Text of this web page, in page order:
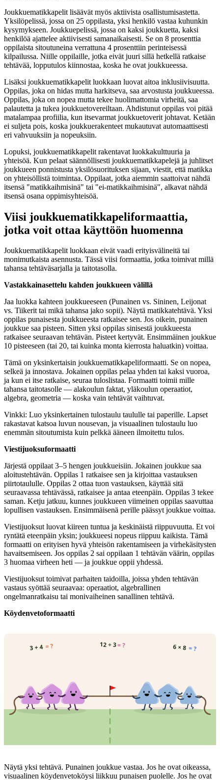
Joukkuematikkapelit lisäävät myös aktiivista osallistumisastetta.
Yksilöpelissä, jossa on 25 oppilasta, yksi henkilö vastaa kuhunkin
kysymykseen. Joukkuepelissä, jossa on kaksi joukkuetta, kaksi
henkilöä ajattelee aktiivisesti samanaikaisesti. Se on 8 prosenttia
oppilaista sitoutuneina verrattuna 4 prosenttiin perinteisessä
kilpailussa. Niille oppilaille, jotka eivät juuri sillä hetkellä ratkaise
tehtävää, lopputulos kiinnostaa, koska he ovat joukkueessa.
Lisäksi joukkuematikkapelit luokkaan luovat aitoa inklusiivisuutta.
Oppilas, joka on hidas mutta harkitseva, saa arvostusta joukkueessa.
Oppilas, joka on nopea mutta tekee huolimattomia virheitä, saa
palautetta ja tukea joukkuetovereiltaan. Ahdistunut oppilas voi pitää
matalampaa profiilia, kun itsevarmat joukkuetoverit johtavat. Ketään
ei suljeta pois, koska joukkuerakenteet mukautuvat automaattisesti
eri vahvuuksiin ja nopeuksiin.
Lopuksi, joukkuematikkapelit rakentavat luokkakulttuuria ja
yhteisöä. Kun pelaat säännöllisesti joukkuematikkapelejä ja juhlitset
joukkueen ponnistusta yksilösuorituksen sijaan, viestit, että matikka
on yhteisöllistä toimintaa. Oppilaat, jotka aiemmin saattoivat nähdä
itsensä "matikkaihmisinä" tai "ei-matikkaihmisinä", alkavat nähdä
itsensä osana oppimisyhteisöä.
Viisi joukkuematikkapeliformaattia,
jotka voit ottaa käyttöön huomenna
Joukkuematikkapelit luokkaan eivät vaadi erityisvälineitä tai
monimutkaista asennusta. Tässä viisi formaattia, jotka toimivat millä
tahansa tehtäväsarjalla ja taitotasolla.
Vastakkainasettelu kahden joukkueen välillä
Jaa luokka kahteen joukkueeseen (Punainen vs. Sininen, Leijonat
vs. Tiikerit tai mikä tahansa jako sopii). Näytä matikkatehtävä. Yksi
oppilas punaisesta joukkueesta ratkaisee sen. Jos oikein, punainen
joukkue saa pisteen. Sitten yksi oppilas sinisestä joukkueesta
ratkaisee seuraavan tehtävän. Pisteet kertyvät. Ensimmäinen joukkue
10 pisteeseen (tai 20, tai kuinka monta kierrosta haluatkin) voittaa.
Tämä on yksinkertaisin joukkuematikkapeliformaatti. Se on nopea,
selkeä ja innostava. Jokainen oppilas pelaa yhden tai kaksi vuoroa,
ja kun ei itse ratkaise, seuraa tuloslistaa. Formaatti toimii mille
tahansa taitotasolle — alakoulun faktat, yläkoulun operaatiot,
algebra, geometria — koska vain tehtävät vaihtuvat.
Vinkki: Luo yksinkertainen tulostaulu taululle tai paperille. Lapset
rakastavat katsoa luvun nousevan, ja visuaalinen tulostaulu luo
enemmän sitoutumista kuin pelkkä ääneen ilmoitettu tulos.
Viestijuoksuformaatti
Järjestä oppilaat 3–5 hengen joukkueisiin. Jokainen joukkue saa
aloitustehtävän. Oppilas 1 ratkaisee sen ja kirjoittaa vastauksen
piirtotaululle. Oppilas 2 ottaa tuon vastauksen, käyttää sitä
seuraavassa tehtävässä, ratkaisee ja antaa eteenpäin. Oppilas 3 tekee
saman. Ketju jatkuu, kunnes joukkueen viimeinen oppilas saavuttaa
lopullisen vastauksen. Ensimmäisenä perille päässyt joukkue voittaa.
Viestijuoksut luovat kiireen tuntua ja keskinäistä riippuvuutta. Et voi
ryntätä eteenpäin yksin; joukkueesi nopeus riippuu kaikista. Tämä
formaatti on erityisen hyvä yhteisön rakentamiseen ja virhekäsitysten
havaitsemiseen. Jos oppilas 2 sai oppilaan 1 tehtävän väärin, oppilas
3 huomaa virheen heti — ja joukkue oppii yhdessä.
Viestijuoksut toimivat parhaiten taidoilla, joissa yhden tehtävän
vastaus syöttää seuraavaa: operaatiot, algebrallinen
ongelmanratkaisu tai monivaiheinen sanallinen tehtävä.
Köydenvetoformaatti
3 + 4 = ? 12 ÷ 3= ? 6 × 8 = ?
Näytä yksi tehtävä. Punainen joukkue vastaa. Jos he ovat oikeassa,
visuaalinen köydenvetoköysi liikkuu punaisen puolelle. Jos he ovat